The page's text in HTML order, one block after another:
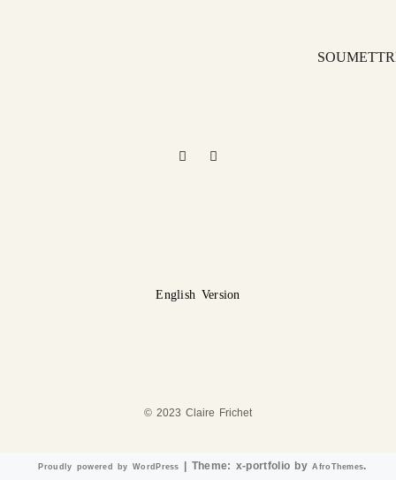
English Version
© 2023 Claire Frichet
Proudly powered by WordPress Theme: x-portfolio byAfroThemes.